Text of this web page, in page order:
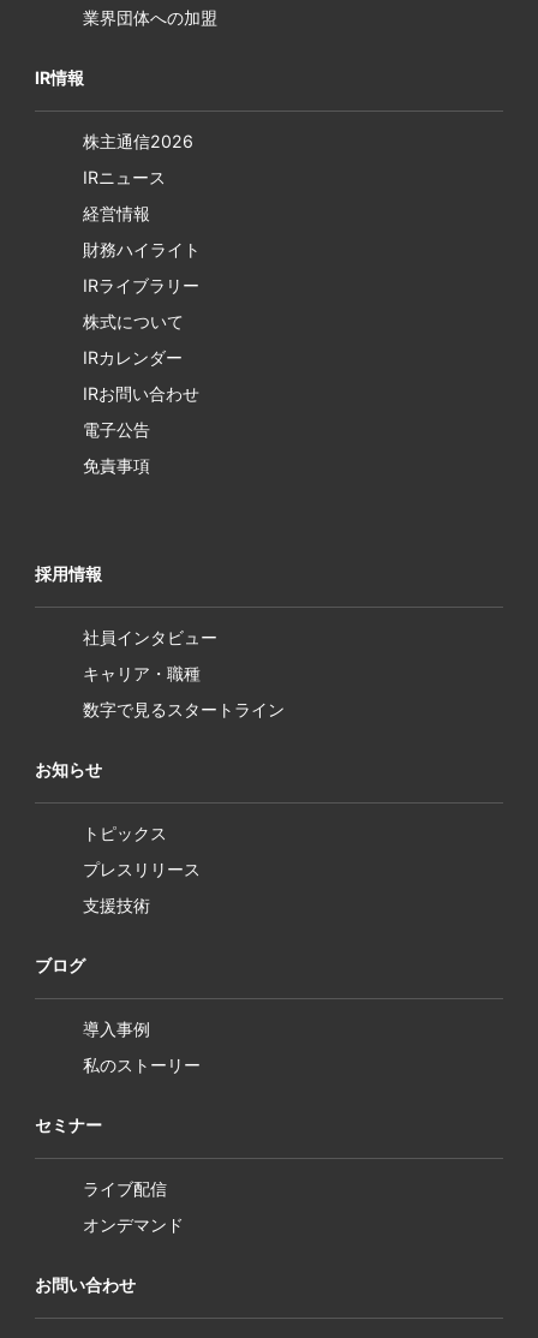
業界団体への加盟
IR情報
株主通信2026
IRニュース
経営情報
財務ハイライト
IRライブラリー
株式について
IRカレンダー
IRお問い合わせ
電子公告
免責事項
採用情報
社員インタビュー
キャリア・職種
数字で見るスタートライン
お知らせ
トピックス
プレスリリース
支援技術
ブログ
導入事例
私のストーリー
セミナー
ライブ配信
オンデマンド
お問い合わせ